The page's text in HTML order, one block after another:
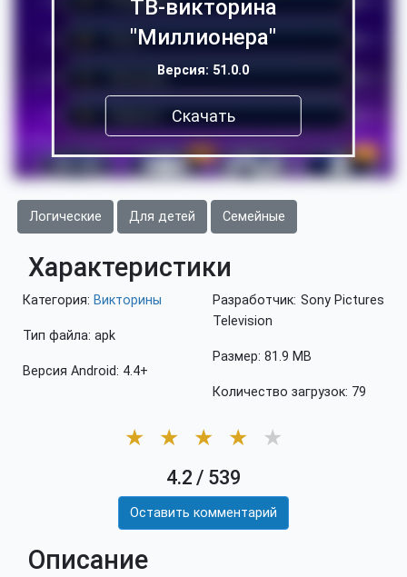
ТВ-викторина
"Миллионера"
Версия: 51.0.0
Скачать
Логические Для детей Семейные
Характеристики
Категория: Викторины
Тип файла: apk
Версия Android: 4.4+
Разработчик: Sony Pictures
Television
Размер: 81.9 MB
Количество загрузок: 79
★ ★ ★ ★ ★
4.2 / 539
Оставить комментарий
Описание